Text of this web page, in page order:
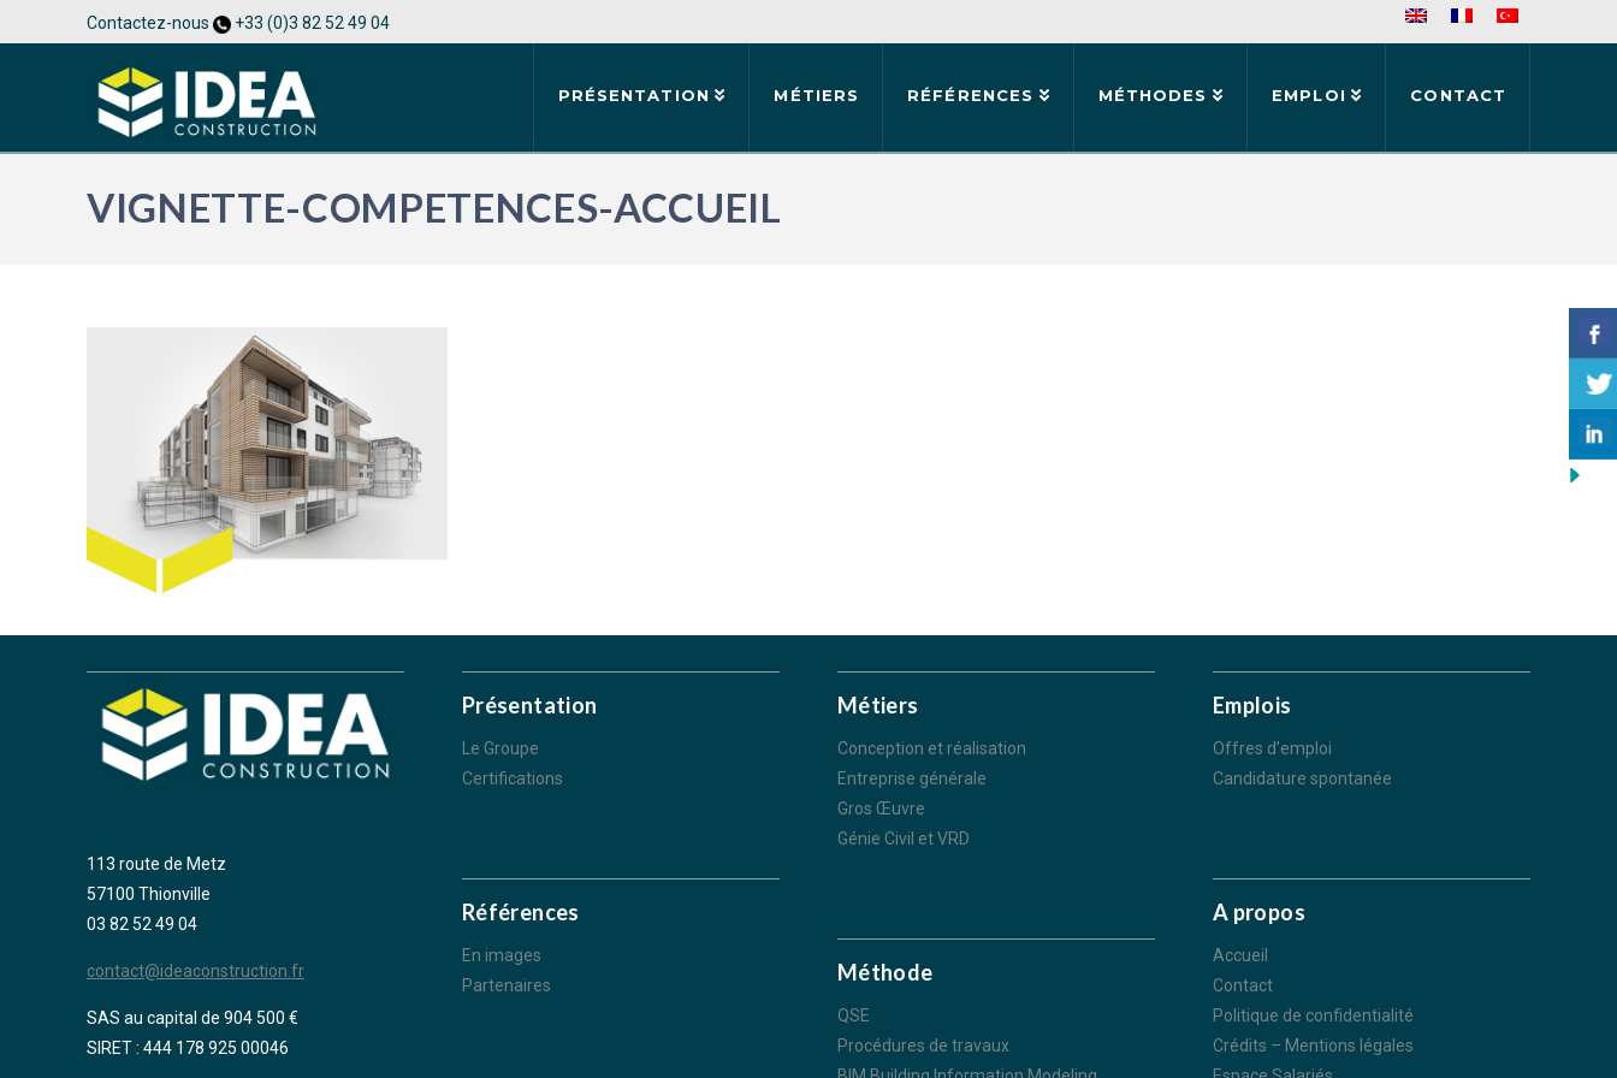
Contactez-nous +33 (0)3 82 52 49 04
PRÉSENTATION MÉTIERS RÉFÉRENCES MÉTHODES EMPLOI CONTACT
VIGNETTE-COMPETENCES-ACCUEIL
113 route de Metz
57100 Thionville
03 82 52 49 04
contact@ideaconstruction.fr
SAS au capital de 904 500 €
SIRET : 444 178 925 00046
Présentation
Le Groupe
Certifications
Références
En images
Partenaires
Métiers
Conception et réalisation
Entreprise générale
Gros Œuvre
Génie Civil et VRD
Méthode
QSE
Procédures de travaux
Emplois
Offres d’emploi
Candidature spontanée
A propos
Accueil
Contact
Politique de confidentialité
Crédits – Mentions légales